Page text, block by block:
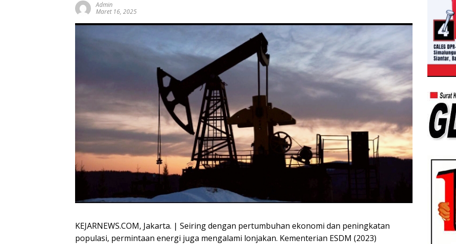
Admin
Maret 16, 2025
KEJARNEWS.COM, Jakarta. | Seiring dengan pertumbuhan ekonomi dan peningkatan
populasi, permintaan energi juga mengalami lonjakan. Kementerian ESDM (2023)